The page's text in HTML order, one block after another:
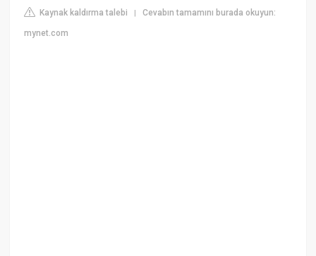
Kaynak kaldırma talebi |Cevabın tamamını burada okuyun:
mynet.com